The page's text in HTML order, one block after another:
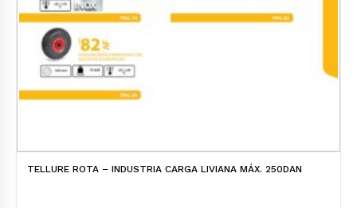
TELLURE ROTA – INDUSTRIA CARGA LIVIANA MÁX. 250DAN